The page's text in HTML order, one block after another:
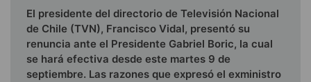
El presidente del directorio de Televisión Nacional
de Chile (TVN), Francisco Vidal, presentó su
renuncia ante el Presidente Gabriel Boric, la cual
se hará efectiva desde este martes 9 de
septiembre. Las razones que expresó el exministro